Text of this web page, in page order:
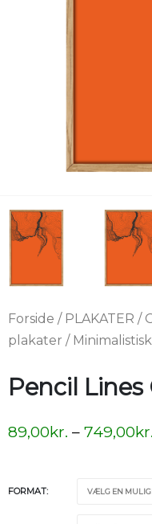
Forside / PLAKATER /
plakater / Minimalistisk
Pencil
89,00kr. – 749,00kr.
FORMAT